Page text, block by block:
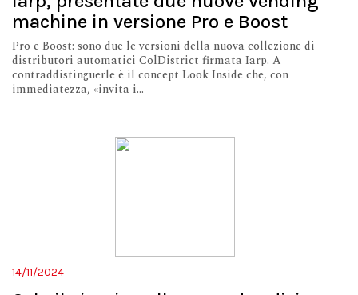
machine in versione Pro e Boost
Pro e Boost: sono due le versioni della nuova collezione di
distributori automatici ColDistrict firmata Iarp. A
contraddistinguerle è il concept Look Inside che, con
immediatezza, «invita i...
14/11/2024